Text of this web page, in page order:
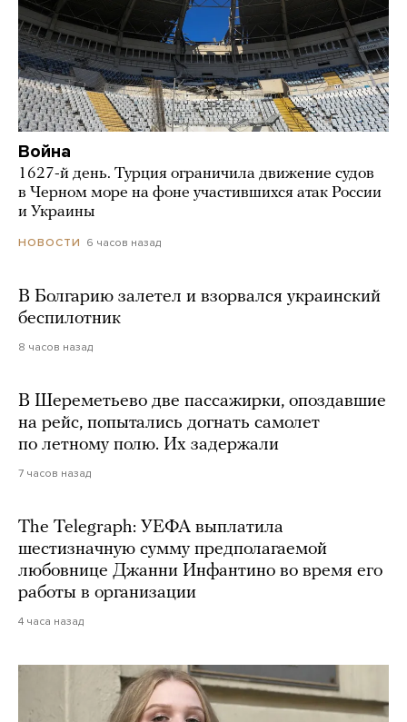
Война
1627-й день. Турция ограничила движение судов
в Черном море на фоне участившихся атак России
и Украины
НОВОСТИ 6 часов назад
В Болгарию залетел и взорвался украинский
беспилотник
8 часов назад
В Шереметьево две пассажирки, опоздавшие
на рейс, попытались догнать самолет
по летному полю. Их задержали
7 часов назад
The Telegraph: УЕФА выплатила
шестизначную сумму предполагаемой
любовнице Джанни Инфантино во время его
работы в организации
4 часа назад